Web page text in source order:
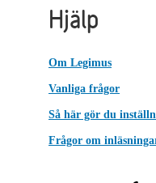
Hjälp
Om Legimus
Vanliga frågor
Så här gör du
Frågor om